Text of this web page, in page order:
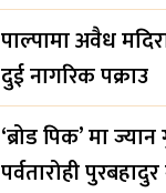
पाल्पामा अवैध
दुई नागरिक पक्राउ
‘ब्रोड पिक’ मा
पर्वतारोही